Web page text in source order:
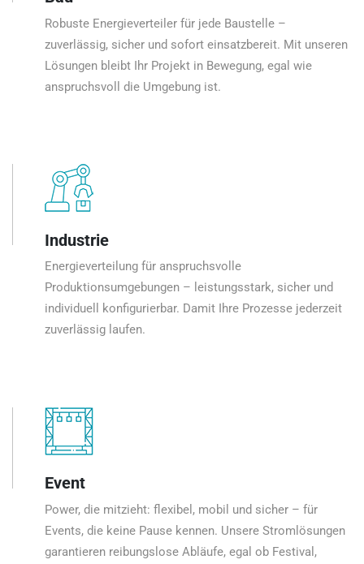
Robuste Energieverteiler für jede Baustelle –
zuverlässig, sicher und sofort einsatzbereit. Mit unseren
Lösungen bleibt Ihr Projekt in Bewegung, egal wie
anspruchsvoll die Umgebung ist.
Industrie
Energieverteilung für anspruchsvolle
Produktionsumgebungen – leistungsstark, sicher und
individuell konfigurierbar. Damit Ihre Prozesse jederzeit
zuverlässig laufen.
Event
Power, die mitzieht: flexibel, mobil und sicher – für
Events, die keine Pause kennen. Unsere Stromlösungen
garantieren reibungslose Abläufe, egal ob Festival,